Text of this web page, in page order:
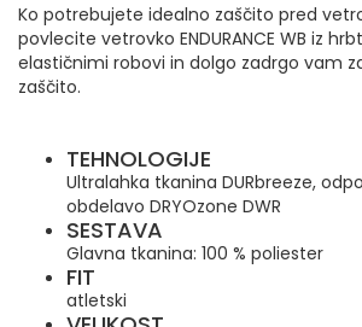
Ko potrebujete idealno zaščito pred
povlecite vetrovko ENDURANCE WB iz
elastičnimi robovi in dolgo zadrgo vam
zaščito.
TEHNOLOGIJE
Ultralahka tkanina DURbreeze,
obdelavo DRYOzone DWR
SESTAVA
Glavna tkanina: 100 % poliester
FIT
atletski